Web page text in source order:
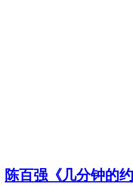
陈百强《几分钟的